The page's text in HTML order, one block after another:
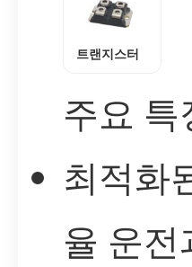
트랜지스터
주요 특
최적화
율 운